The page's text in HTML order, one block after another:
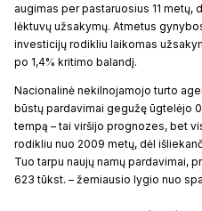
augimas per pastaruosius 11 metų,
lėktuvų užsakymų. Atmetus
investicijų rodikliu laikomas
po 1,4% kritimo balandį.
Nacionalinė nekilnojamojo turto
būstų pardavimai gegužę ūgtelėjo
tempą – tai viršijo prognozes, bet
rodikliu nuo 2009 metų, dėl
Tuo tarpu naujų namų pardavimai,
623 tūkst. – žemiausio lygio nuo